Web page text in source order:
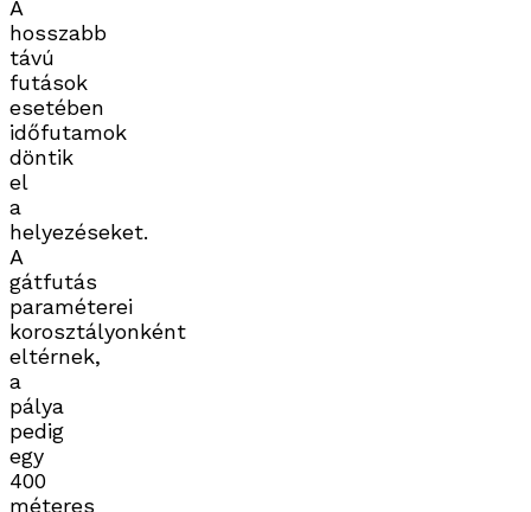
A
hosszabb
távú
futások
esetében
időfutamok
döntik
el
a
helyezéseket.
A
gátfutás
paraméterei
korosztályonként
eltérnek,
a
pálya
pedig
egy
400
méteres